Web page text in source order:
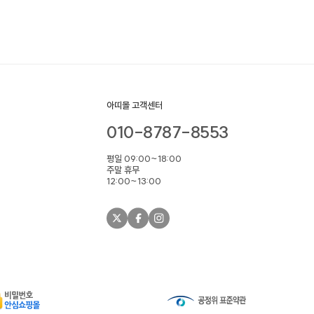
아띠몰 고객센터
010-8787-8553
평일 09:00~18:00
주말 휴무
12:00~13:00